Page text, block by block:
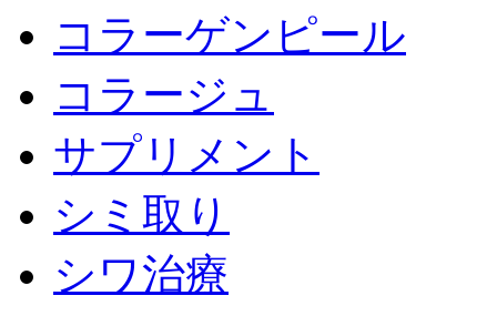
コラーゲンピール
コラージュ
サプリメント
シミ取り
シワ治療